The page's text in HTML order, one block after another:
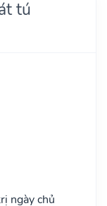
tú
ngày chủ